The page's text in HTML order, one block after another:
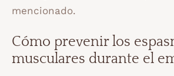
mencionado.
Cómo prevenir los
musculares durante el